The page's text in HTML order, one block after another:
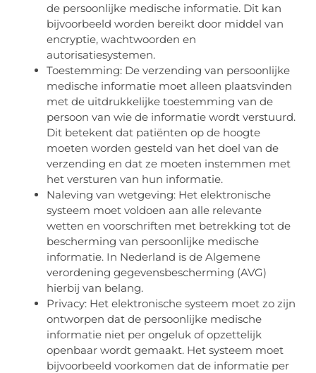
de persoonlijke medische informatie. Dit kan
bijvoorbeeld worden bereikt door middel van
encryptie, wachtwoorden en
autorisatiesystemen.
Toestemming: De verzending van persoonlijke
medische informatie moet alleen plaatsvinden
met de uitdrukkelijke toestemming van de
persoon van wie de informatie wordt verstuurd.
Dit betekent dat patiënten op de hoogte
moeten worden gesteld van het doel van de
verzending en dat ze moeten instemmen met
het versturen van hun informatie.
Naleving van wetgeving: Het elektronische
systeem moet voldoen aan alle relevante
wetten en voorschriften met betrekking tot de
bescherming van persoonlijke medische
informatie. In Nederland is de Algemene
verordening gegevensbescherming (AVG)
hierbij van belang.
Privacy: Het elektronische systeem moet zo zijn
ontworpen dat de persoonlijke medische
informatie niet per ongeluk of opzettelijk
openbaar wordt gemaakt. Het systeem moet
bijvoorbeeld voorkomen dat de informatie per